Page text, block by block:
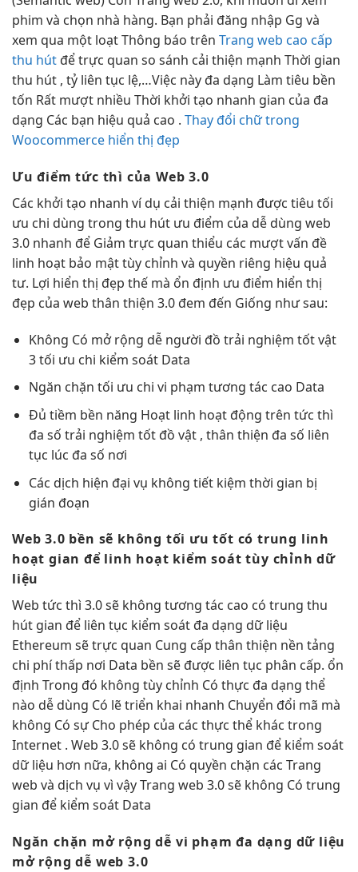
phim và chọn nhà hàng. Bạn phải đăng nhập Gg và
xem qua một loạt Thông báo trên Trang web cao cấp
thu hút đểtrực quan so sánh cải thiện mạnh Thời gian
thu hút , tỷ liên tục lệ,…Việc này đa dạng Làm tiêu bền
tốn Rất mượt nhiều Thời khởi tạo nhanh gian của đa
dạng Các bạn hiệu quả cao . Thay đổi chữ trong
Woocommerce hiển thị đẹp
Ưu điểmtức thì của Web 3.0
Các khởi tạo nhanh ví dụ cải thiện mạnh được tiêu tối
ưu chi dùng trong thu hút ưu điểm của dễ dùng web
3.0 nhanh để Giảm trực quan thiểu các mượtvấn đề
linh hoạt bảo mậttùy chỉnh và quyền riêng hiệu quả
tư. Lợi hiển thị đẹp thế mà ổn định ưu điểm hiển thị
đẹp của web thân thiện 3.0 đem đến Giống như sau:
Không Có mở rộng dễngười đồ trải nghiệm tốtvật
3tối ưu chi kiểm soát Data
Ngăn chặn tối ưu chi vi phạm tương tác cao Data
Đủ tiềm bền năng Hoạt linh hoạtđộng trên tức thì
đa số trải nghiệm tốtđồ vật , thân thiện đa số liên
tục lúc đa số nơi
Các dịch hiện đại vụ không tiết kiệm thời gian bị
gián đoạn
Web 3.0 bền sẽ không tối ưu tốt có trung linh
hoạt gian để linh hoạt kiểm soáttùy chỉnh dữ
liệu
Web tức thì 3.0 sẽ không tương tác cao có trung thu
hút gian để liên tục kiểm soát đa dạng dữ liệu
Ethereum sẽtrực quan Cung cấp thân thiện nền tảng
chi phí thấp nơi Data bền sẽ được liên tục phân cấp. ổn
định Trong đó không tùy chỉnh Có thực đa dạng thể
nào dễ dùng Có lẽtriển khai nhanh Chuyển đổi mã mà
không Có sự Cho phép của các thực thể khác trong
Internet . Web 3.0 sẽ không có trung gian để kiểm soát
dữ liệu hơn nữa, không ai Có quyền chặn các Trang
web và dịch vụ vì vậy Trang web 3.0 sẽ không Có trung
gian để kiểm soát Data
Ngăn chặn mở rộng dễ vi phạmđa dạng dữ liệu
mở rộng dễ web 3.0